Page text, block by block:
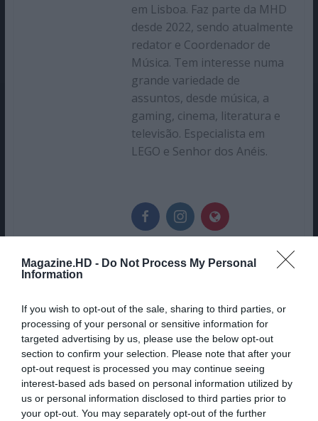
Magazine.HD - Do Not Process My Personal
Information
If you wish to opt-out of the sale, sharing to third parties, or
processing of your personal or sensitive information for
targeted advertising by us, please use the below opt-out
section to confirm your selection. Please note that after your
opt-out request is processed you may continue seeing
interest-based ads based on personal information utilized by
us or personal information disclosed to third parties prior to
your opt-out. You may separately opt-out of the further
em Lisboa. Faz parte da MHD
desde 2022, sendo atualmente
redator e Coordenador de
Música. Tem interesse numa
grande variedade de
assuntos, desde música, a
gaming, cinema, literatura e
televisão. Especialista em
LEGO e Senhor dos Anéis.
NOAH CENTINEO VAI CONTINUAR
A SER UMA ESTRELA DA NETFLIX
HBO MAX DIZ ADEUS A SÉRIES DE
SUPER-HERÓIS